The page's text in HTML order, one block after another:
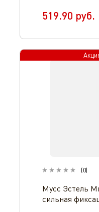
519.90 руб.
(0)
Мусс Эстель
сильная